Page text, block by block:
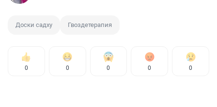
Доски садху Гвоздетерапия
0 0 0 0 0